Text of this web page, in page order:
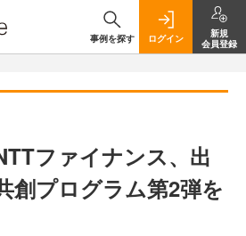
事例を探す ログイン
新規
会員登録
ファイナンス、出
創プログラム第2弾を